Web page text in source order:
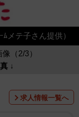
メテ子さん提供）
（2/3）
↓
求人情報一覧へ